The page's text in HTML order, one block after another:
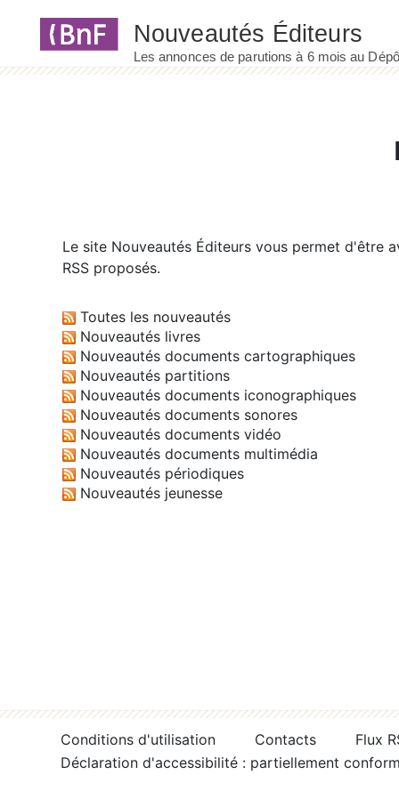
Le site Nouveautés Éditeurs vous permet d'être
RSS proposés.
Toutes les nouveautés
Nouveautés livres
Nouveautés documents cartographiques
Nouveautés partitions
Nouveautés documents iconographiques
Nouveautés documents sonores
Nouveautés documents vidéo
Nouveautés documents multimédia
Nouveautés périodiques
Nouveautés jeunesse
Conditions d'utilisation Contacts
Flux
Déclaration d'accessibilité : partiellement